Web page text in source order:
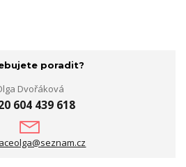
poradit?
Dvořáková
604 439 618